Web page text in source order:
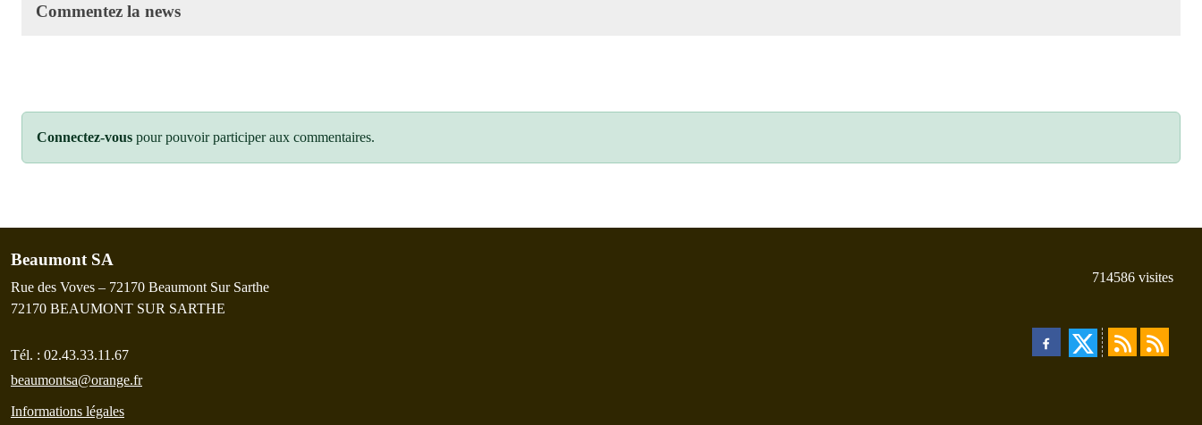
Commentez la news
Connectez-vous pour pouvoir participer aux commentaires.
Beaumont SA
Rue des Voves – 72170 Beaumont Sur Sarthe
72170 BEAUMONT SUR SARTHE
Tél. : 02.43.33.11.67
beaumontsa@orange.fr
Informations légales
714586 visites